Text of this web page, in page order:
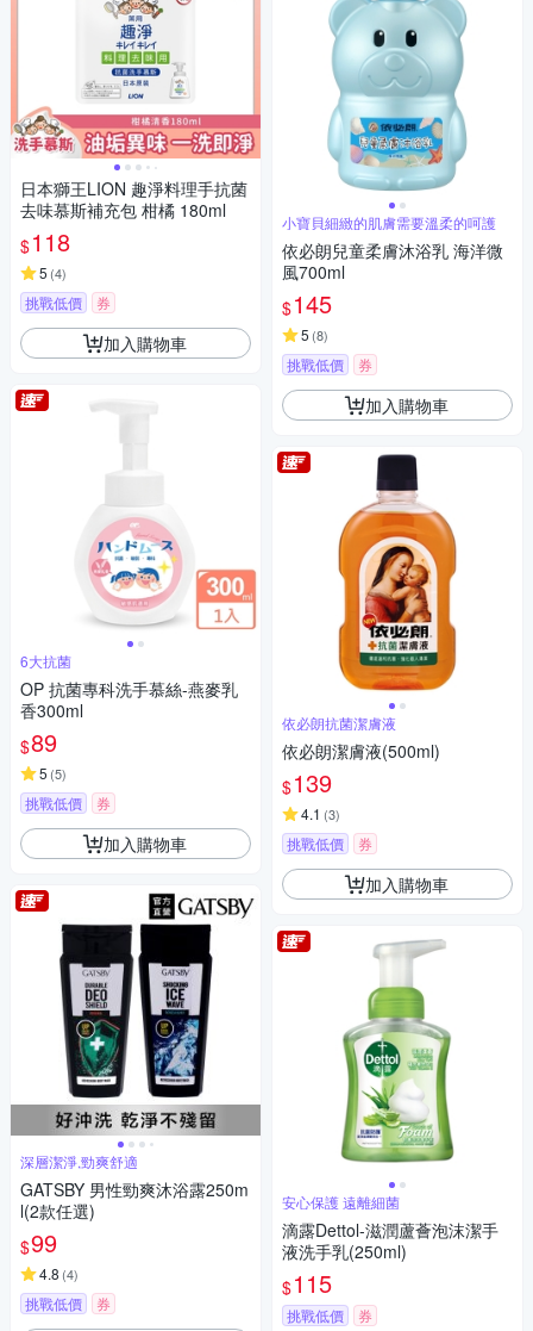
日本獅王LION 趣淨料理手抗菌
去味慕斯補充包 柑橘 180ml
$118
5 (4)
挑戰低價 券
加入購物車
6大抗菌
OP 抗菌專科洗手慕絲-燕麥乳
香300ml
$89
5 (5)
挑戰低價 券
加入購物車
深層潔淨,勁爽舒適
GATSBY 男性勁爽沐浴露250m
l(2款任選)
$99
4.8 (4)
挑戰低價 券
小寶貝細緻的肌膚需要溫柔的呵護
依必朗兒童柔膚沐浴乳 海洋微
風700ml
$145
5 (8)
挑戰低價 券
加入購物車
依必朗抗菌潔膚液
依必朗潔膚液(500ml)
$139
4.1 (3)
挑戰低價 券
加入購物車
安心保護 遠離細菌
滴露Dettol-滋潤蘆薈泡沫潔手
液洗手乳(250ml)
$115
挑戰低價 券